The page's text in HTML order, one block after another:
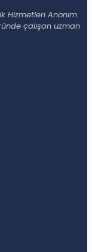
Hizmetleri Anonim
çalışan uzman